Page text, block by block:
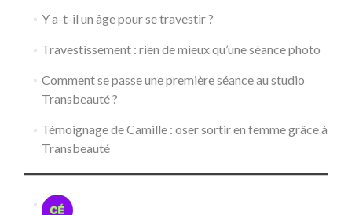
Y a-t-il un âge pour se travestir ?
Travestissement : rien de mieux qu’une séance photo
Comment se passe une première séance au studio
Transbeauté ?
Témoignage de Camille : oser sortir en femme grâce à
Transbeauté